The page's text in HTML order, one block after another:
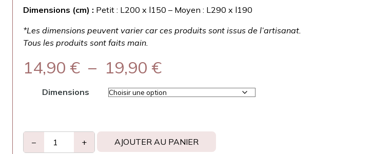
Dimensions (cm) : Petit : L200 x l150 – Moyen : L290 x l190
*Les dimensions peuvent varier car ces produits sont issus de l’artisanat.
Tous les produits sont faits main.
14,90 € – 19,90 €
Dimensions
− + AJOUTER AU PANIER